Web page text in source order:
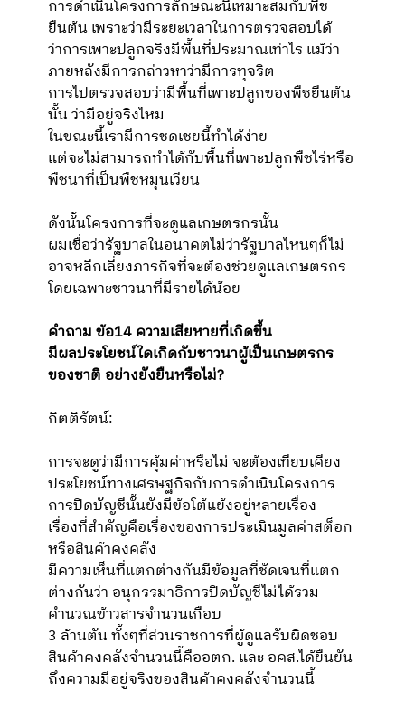
การดำเนินโครงการลักษณะนี้เหมาะสมกับพืช
ยืนต้น เพราะว่ามีระยะเวลาในการตรวจสอบได้
ว่าการเพาะปลูกจริงมีพื้นที่ประมาณเท่าไร แม้ว่า
ภายหลังมีการกล่าวหาว่ามีการทุจริต
การไปตรวจสอบว่ามีพื้นที่เพาะปลูกของพืชยืนต้น
นั้น ว่ามีอยู่จริงไหม
ในขณะนี้เรามีการชดเชยนี้ทำได้ง่าย
แต่จะไม่สามารถทำได้กับพื้นที่เพาะปลูกพืชไร่หรือ
พืชนาที่เป็นพืชหมุนเวียน
ดังนั้นโครงการที่จะดูแลเกษตรกรนั้น
ผมเชื่อว่ารัฐบาลในอนาคตไม่ว่ารัฐบาลไหนๆก็ไม่
อาจหลีกเลี่ยงภารกิจที่จะต้องช่วยดูแลเกษตรกร
โดยเฉพาะชาวนาที่มีรายได้น้อย
คำถาม ข้อ14 ความเสียหายที่เกิดขึ้น
มีผลประโยชน์ใดเกิดกับชาวนาผู้เป็นเกษตรกร
ของชาติ อย่างยังยืนหรือไม่?
กิตติรัตน์:
การจะดูว่ามีการคุ้มค่าหรือไม่ จะต้องเทียบเคียง
ประโยชน์ทางเศรษฐกิจกับการดำเนินโครงการ
การปิดบัญชีนั้นยังมีข้อโต้แย้งอยู่หลายเรื่อง
เรื่องที่สำคัญคือเรื่องของการประเมินมูลค่าสต็อก
หรือสินค้าคงคลัง
มีความเห็นที่แตกต่างกันมีข้อมูลที่ชัดเจนที่แตก
ต่างกันว่า อนุกรรมาธิการปิดบัญชีไม่ได้รวม
คำนวณข้าวสารจำนวนเกือบ
3 ล้านตัน ทั้งๆที่ส่วนราชการที่ผู้ดูแลรับผิดชอบ
สินค้าคงคลังจำนวนนี้คืออตก. และ อคส.ได้ยืนยัน
ถึงความมีอยู่จริงของสินค้าคงคลังจำนวนนี้